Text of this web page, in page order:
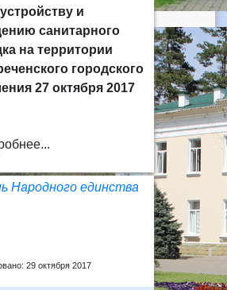
и
санитарного
на территории
городского
27 октября 2017
Народного единства
29 октября 2017